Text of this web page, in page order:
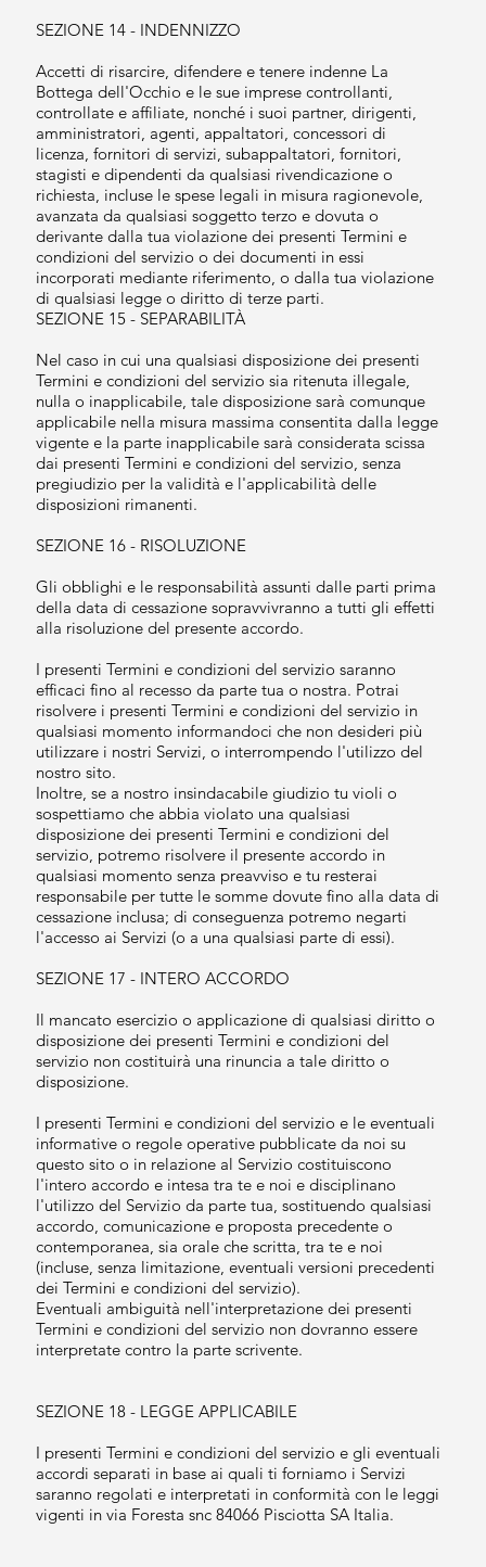
SEZIONE 14 - INDENNIZZO
Accetti di risarcire, difendere e tenere indenne La
Bottega dell'Occhio e le sue imprese controllanti,
controllate e affiliate, nonché i suoi partner, dirigenti,
amministratori, agenti, appaltatori, concessori di
licenza, fornitori di servizi, subappaltatori, fornitori,
stagisti e dipendenti da qualsiasi rivendicazione o
richiesta, incluse le spese legali in misura ragionevole,
avanzata da qualsiasi soggetto terzo e dovuta o
derivante dalla tua violazione dei presenti Termini e
condizioni del servizio o dei documenti in essi
incorporati mediante riferimento, o dalla tua violazione
di qualsiasi legge o diritto di terze parti.
SEZIONE 15 - SEPARABILITÀ
Nel caso in cui una qualsiasi disposizione dei presenti
Termini e condizioni del servizio sia ritenuta illegale,
nulla o inapplicabile, tale disposizione sarà comunque
applicabile nella misura massima consentita dalla legge
vigente e la parte inapplicabile sarà considerata scissa
dai presenti Termini e condizioni del servizio, senza
pregiudizio per la validità e l'applicabilità delle
disposizioni rimanenti.
SEZIONE 16 - RISOLUZIONE
Gli obblighi e le responsabilità assunti dalle parti prima
della data di cessazione sopravvivranno a tutti gli effetti
alla risoluzione del presente accordo.
I presenti Termini e condizioni del servizio saranno
efficaci fino al recesso da parte tua o nostra. Potrai
risolvere i presenti Termini e condizioni del servizio in
qualsiasi momento informandoci che non desideri più
utilizzare i nostri Servizi, o interrompendo l'utilizzo del
nostro sito.
Inoltre, se a nostro insindacabile giudizio tu violi o
sospettiamo che abbia violato una qualsiasi
disposizione dei presenti Termini e condizioni del
servizio, potremo risolvere il presente accordo in
qualsiasi momento senza preavviso e tu resterai
responsabile per tutte le somme dovute fino alla data di
cessazione inclusa; di conseguenza potremo negarti
l'accesso ai Servizi (o a una qualsiasi parte di essi).
SEZIONE 17 - INTERO ACCORDO
Il mancato esercizio o applicazione di qualsiasi diritto o
disposizione dei presenti Termini e condizioni del
servizio non costituirà una rinuncia a tale diritto o
disposizione.
I presenti Termini e condizioni del servizio e le eventuali
informative o regole operative pubblicate da noi su
questo sito o in relazione al Servizio costituiscono
l'intero accordo e intesa tra te e noi e disciplinano
l'utilizzo del Servizio da parte tua, sostituendo qualsiasi
accordo, comunicazione e proposta precedente o
contemporanea, sia orale che scritta, tra te e noi
(incluse, senza limitazione, eventuali versioni precedenti
dei Termini e condizioni del servizio).
Eventuali ambiguità nell'interpretazione dei presenti
Termini e condizioni del servizio non dovranno essere
interpretate contro la parte scrivente.
SEZIONE 18 - LEGGE APPLICABILE
I presenti Termini e condizioni del servizio e gli eventuali
accordi separati in base ai quali ti forniamo i Servizi
saranno regolati e interpretati in conformità con le leggi
vigenti in via Foresta snc 84066 Pisciotta SA Italia.